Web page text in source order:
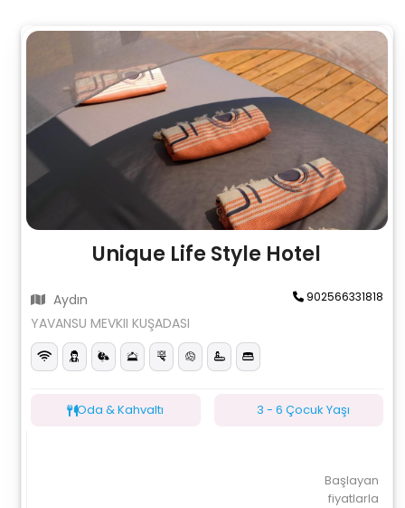
Unique Life Style Hotel
Aydın 902566331818
YAVANSU MEVKII KUŞADASI
Oda & Kahvaltı 3 - 6 Çocuk Yaşı
Başlayan
fiyatlarla